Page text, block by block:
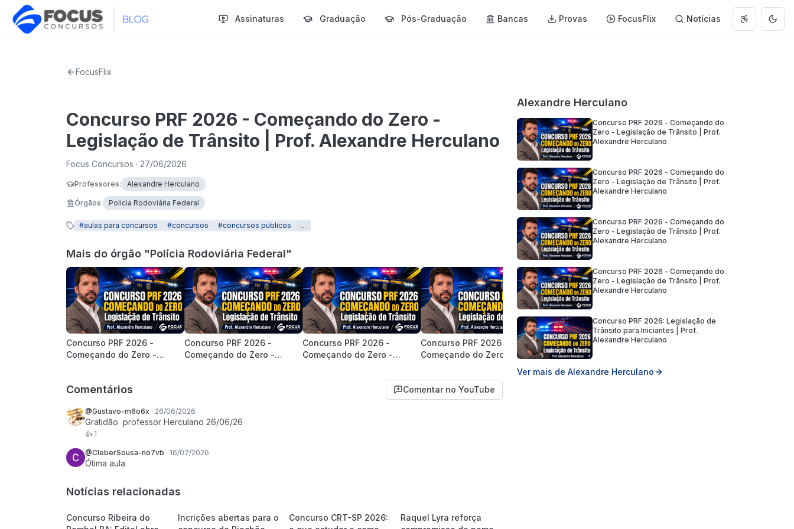
Assinaturas Graduação Pós-Graduação Bancas Provas FocusFlix Notícias Abrir menu
FocusFlix
Concurso PRF 2026 - Começando do Zero -
Legislação de Trânsito | Prof. Alexandre Herculano
Focus Concursos · 27/06/2026
Professores: Alexandre Herculano
Órgãos: Polícia Rodoviária Federal
#aulas para concursos #concursos #concursos públicos ...
Mais do órgão "Polícia Rodoviária Federal"
Concurso PRF 2026 -
Começando do Zero -
Concurso PRF 2026 -
Começando do Zero -
Concurso PRF 2026 -
Começando do Zero -
Prof. Alexandre Herculano
Concurso PRF 2026 -
Começando do Zero -
Legislação de Trânsito |
Prof. Alexandre Herculano
Concurso PRF 2026:
Legislação de Trânsito para
Iniciantes | Prof. Alexandre
Herculano
Concurso PRF 2026 -
Começando do Zero -
Comentários Comentar no YouTube
@Gustavo-m6o6x · 26/06/2026
Gratidão  professor Herculano 26/06/26
👍 1
@CleberSousa-no7vb · 16/07/2026
Ótima aula
Notícias relacionadas
Concurso Ribeira do
Incrições abertas para o
Concurso CRT-SP 2026:
Raquel Lyra reforça
Alexandre Herculano
Concurso PRF 2026 - Começando do
Zero - Legislação de Trânsito | Prof.
Alexandre Herculano
Concurso PRF 2026 - Começando do
Zero - Legislação de Trânsito | Prof.
Alexandre Herculano
Concurso PRF 2026 - Começando do
Zero - Legislação de Trânsito | Prof.
Alexandre Herculano
Concurso PRF 2026 - Começando do
Zero - Legislação de Trânsito | Prof.
Alexandre Herculano
Concurso PRF 2026: Legislação de
Trânsito para Iniciantes | Prof.
Alexandre Herculano
Ver mais de Alexandre Herculano